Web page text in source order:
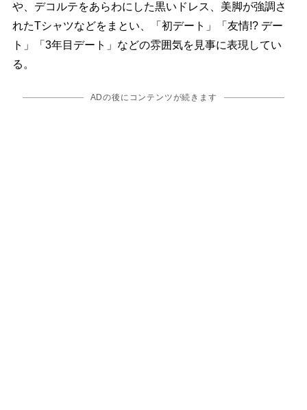
、デコルテをあらわにした黒いドレス、美脚が強調さ
れたTシャツなどをまとい、「初デート」「友情!? デー
ト」「3年目デート」などの雰囲気を見事に表現してい
る。
ADの後にコンテンツが続きます